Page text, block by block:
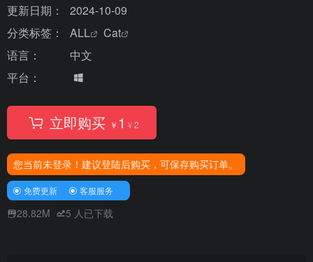
更新日期：
2024-10-09
分类标签：
ALL
Cat
语言：
中文
平台：
立即购买 ￥ 1 ￥2
您当前未登录！建议登陆后购买，可保存购买订单。
免费更新 客服服务
28.82M 5 人已下载